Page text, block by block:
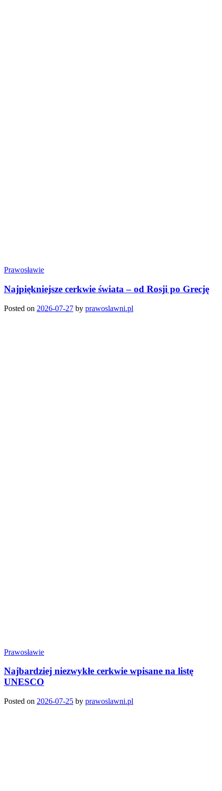
Prawosławie
Najpiękniejsze cerkwie świata – od Rosji po Grecję
Posted on 2026-07-27 by prawoslawni.pl
Prawosławie
Najbardziej niezwykłe cerkwie wpisane na listę
UNESCO
Posted on 2026-07-25 by prawoslawni.pl